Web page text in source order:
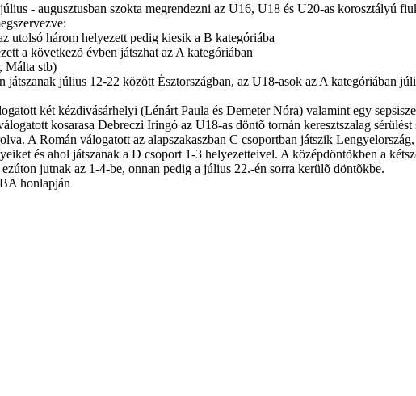
- augusztusban szokta megrendezni az U16, U18 és U20-as korosztályú
utolsó három helyezett pedig kiesik a B kategóriába
a következõ évben játszhat az A kategóriában
Málta stb)
július 12-22 között Észtországban, az U18-asok az A kategóriában
két kézdivásárhelyi (Lénárt Paula és Demeter Nóra) valamint egy
kosarasa Debreczi Iringó az U18-as döntõ tornán keresztszalag
A Román válogatott az alapszakaszban C csoportban játszik
és ahol játszanak a D csoport 1-3 helyezetteivel. A középdöntõkben a
jutnak az 1-4-be, onnan pedig a július 22.-én sorra kerülõ döntõkbe.
honlapján